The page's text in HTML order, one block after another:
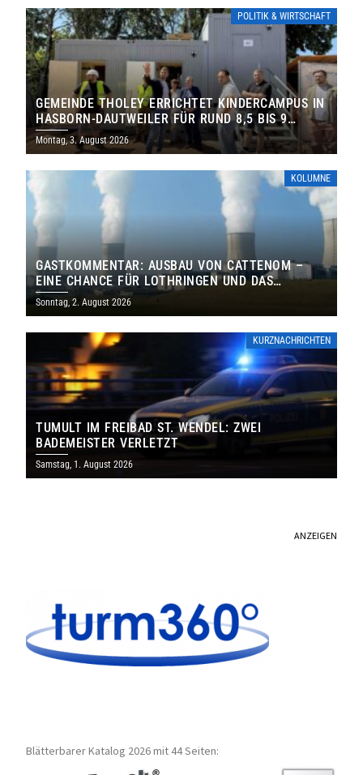
POLITIK & WIRTSCHAFT
GEMEINDE THOLEY ERRICHTET KINDERCAMPUS IN
HASBORN-DAUTWEILER FÜR RUND 8,5 BIS 9
MILLIONEN EURO
Montag, 3. August 2026
KOLUMNE
GASTKOMMENTAR: AUSBAU VON CATTENOM –
EINE CHANCE FÜR LOTHRINGEN UND DAS
SAARLAND
Sonntag, 2. August 2026
KURZNACHRICHTEN
TUMULT IM FREIBAD ST. WENDEL: ZWEI
BADEMEISTER VERLETZT
Samstag, 1. August 2026
ANZEIGEN
Blätterbarer Katalog 2026 mit 44 Seiten: